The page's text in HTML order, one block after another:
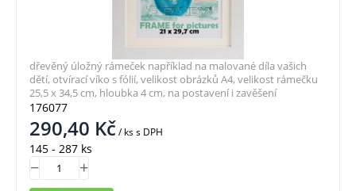
176077
290,40 Kč/ kss DPH
145 - 287 ks
dřevěný úložný rámeček například na malované díla vašich
dětí, otvírací víko s fólií, velikost obrázků A4, velikost rámečku
25,5 x 34,5 cm, hloubka 4 cm, na postavení i zavěšení